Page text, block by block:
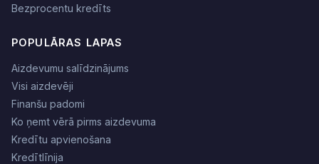
Bezprocentu kredīts
POPULĀRAS LAPAS
Aizdevumu salīdzinājums
Visi aizdevēji
Finanšu padomi
Ko ņemt vērā pirms aizdevuma
Kredītu apvienošana
Kredītlīnija